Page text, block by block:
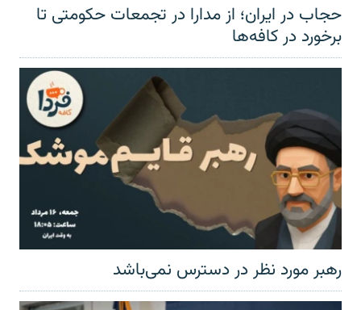
حجاب در ایران؛ از مدارا در تجمعات حکومتی تا
برخورد در کافه‌ها
رهبر مورد نظر در دسترس نمی‌باشد